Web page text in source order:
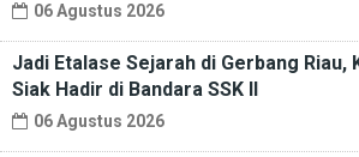
06 Agustus 2026
Jadi Etalase Sejarah di Gerbang Riau,
Siak Hadir di Bandara SSK II
06 Agustus 2026